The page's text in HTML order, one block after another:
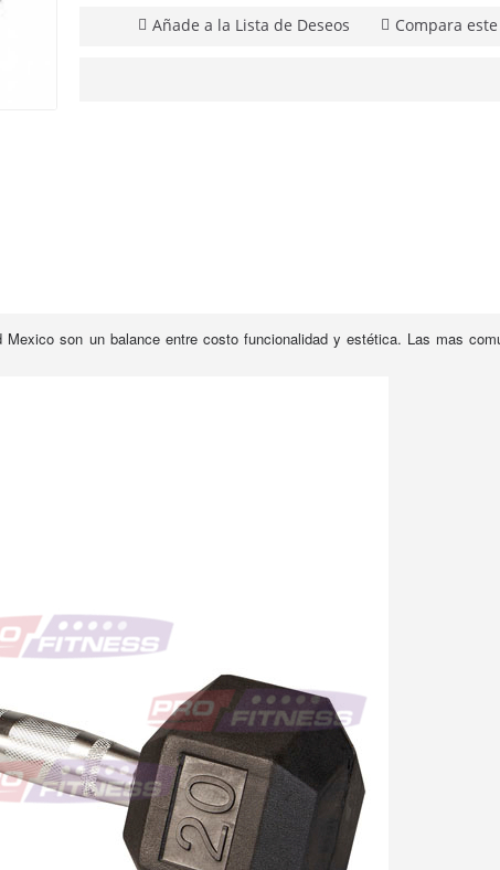
Añade a la Lista de Deseos Compara
son un balance entre costo funcionalidad y estética. Las mas